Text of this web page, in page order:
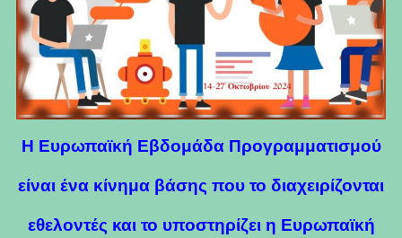
Η Ευρωπαϊκή Εβδομάδα Προγραμματισμού
είναι ένα κίνημα βάσης που το διαχειρίζονται
εθελοντές και το υποστηρίζει η Ευρωπαϊκή